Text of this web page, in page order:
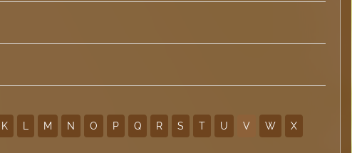
K M N O P Q R S T U V W X